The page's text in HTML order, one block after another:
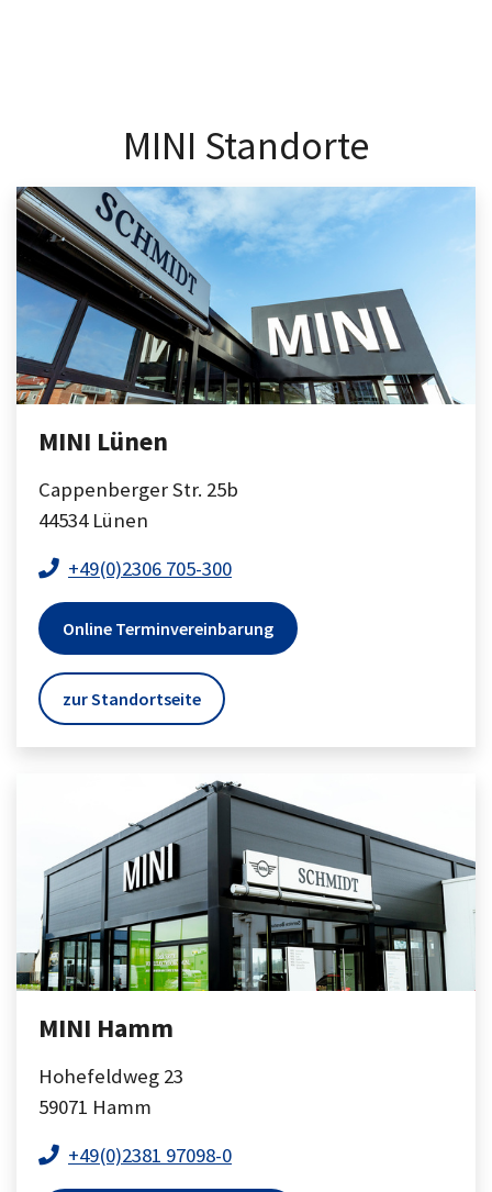
MINI Standorte
MINI Lünen
Cappenberger Str. 25b
44534 Lünen
+49(0)2306 705-300
Online Terminvereinbarung
zur Standortseite
MINI Hamm
Hohefeldweg 23
59071 Hamm
+49(0)2381 97098-0